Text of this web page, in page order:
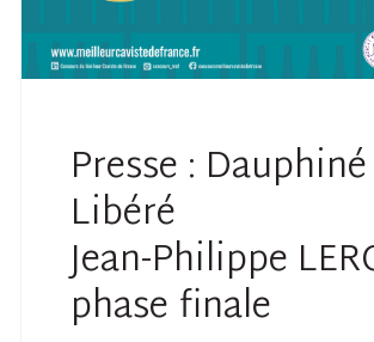
Presse : Dauphiné
Libéré
Jean-Philippe
phase finale